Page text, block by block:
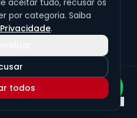
6050
Personalizados
0001-89
UsoLGPDPreferências de cookies
aceitar tudo, recusar os
por categoria. Saiba
.
todos